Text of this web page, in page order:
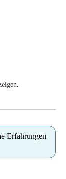
Erfahrungen